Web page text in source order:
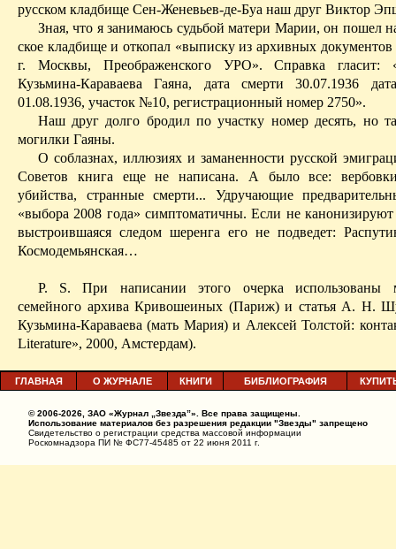
русском кладбище Сен-Женевьев-де-Буа наш друг Виктор
Зная, что я занимаюсь судьбой матери Марии, он пошел
ское кладбище и откопал «выписку из архивных
г. Москвы, Преображенского УРО». Справка
Кузьмина-КараваеваГаяна, дата смерти 30.07.1936
01.08.1936, участок №10, регистрационный номер 2750».
Наш друг долго бродил по участку номер десять, но
могилки Гаяны.
О соблазнах, иллюзиях и заманенности русской
Советов книга еще не написана. А было все:
убийства, странные смерти... Удручающие
«выбора 2008 года» симптоматичны. Если не
выстроившаяся следом шеренга его не подведет:
Космодемьянская…
P. S. При написании этого очерка использованы
семейного архива Кривошеиных (Париж) и статья А. Н.
Кузьмина-Караваева (мать Мария) и Алексей Толстой:
Literature», 2000, Амстердам).
ГЛАВНАЯ О ЖУРНАЛЕ КНИГИ БИБЛИОГРАФИЯ
© 2006-2026, ЗАО «Журнал „Звезда”». Все права защищены.
Использование материалов без разрешения редакции "Звезды" запрещено
Свидетельство о регистрации средства массовой информации
Роскомнадзора ПИ № ФС77-45485 от 22 июня 2011 г.